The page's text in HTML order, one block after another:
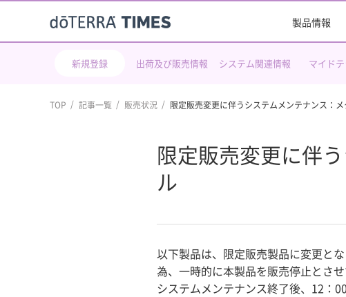
製品情報
新規登録 出荷及び販売情報 システム関連情報 マイド
TOP 記事一覧 販売状況 限定販売変更に伴うシステムメンテナンス：
限定販売変更に伴
ル
以下製品は、限定販売製品に変更と
為、一時的に本製品を販売停止とさせ
システムメンテナンス終了後、12：